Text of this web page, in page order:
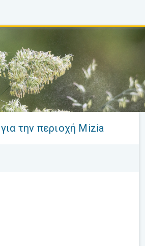
την περιοχή Mizia